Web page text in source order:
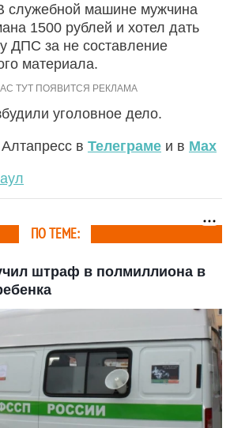
служебной машине мужчина
1500 рублей и хотел дать
ДПС за не составление
материала.
уголовное дело.
в Телеграме и в Max
ПО ТЕМЕ:
штраф в полмиллиона в